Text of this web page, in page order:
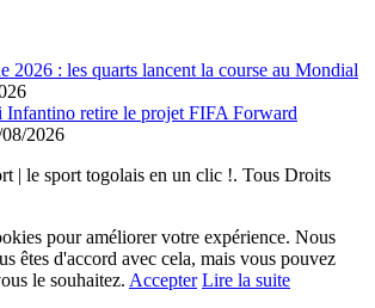
2026 : les quarts lancent la course au Mondial
retire le projet FIFA Forward
2026
| le sport togolais en un clic !. Tous Droits
pour améliorer votre expérience. Nous
êtes d'accord avec cela, mais vous pouvez
le souhaitez. Accepter Lire la suite